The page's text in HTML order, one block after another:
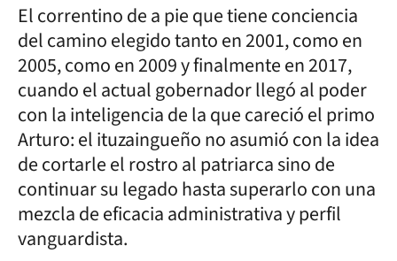
El correntino de a pie que tiene conciencia
del camino elegido tanto en 2001, como en
2005, como en 2009 y finalmente en 2017,
cuando el actual gobernador llegó al poder
con la inteligencia de la que careció el primo
Arturo: el ituzaingueño no asumió con la idea
de cortarle el rostro al patriarca sino de
continuar su legado hasta superarlo con una
mezcla de eficacia administrativa y perfil
vanguardista.